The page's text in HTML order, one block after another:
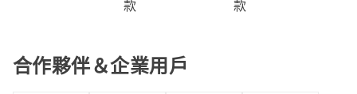
款 款
合作夥伴＆企業用戶